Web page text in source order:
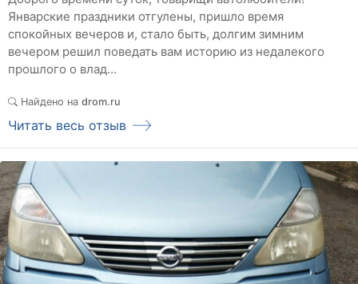
Январские праздники отгулены, пришло время
спокойных вечеров и, стало быть, долгим зимним
вечером решил поведать вам историю из недалекого
прошлого о влад...
Найдено на drom.ru
Читать весь отзыв